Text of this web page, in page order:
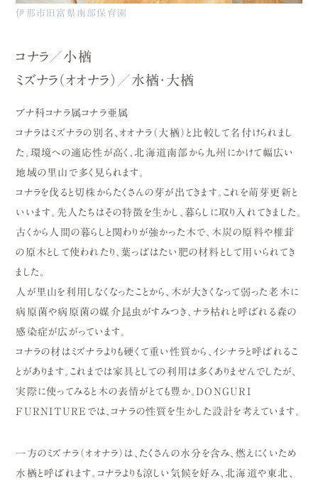
伊那市旧富県南部保育園
コナラ／小楢
ミズナラ（オオナラ）／水楢・大楢
ブナ科コナラ属コナラ亜属
コナラはミズナラの別名、オオナラ（大楢）と比較して名付けられまし
た。環境への適応性が高く、北海道南部から九州にかけて幅広い
地域の里山で多く見られます。
コナラを伐ると切株からたくさんの芽が出てきます。これを萌芽更新と
いいます。先人たちはその特徴を生かし、暮らしに取り入れてきました。
古くから人間の暮らしと関わりが強かった木で、木炭の原料や椎茸
の原木として使われたり、葉っぱはたい肥の材料として用いられてき
ました。
人が里山を利用しなくなったことから、木が大きくなって弱った老木に
病原菌や病原菌の媒介昆虫がすみつき、ナラ枯れと呼ばれる森の
感染症が広がっています。
コナラの材はミズナラよりも硬くて重い性質から、イシナラと呼ばれるこ
とがあります。これまでは家具としての利用は多くありませんでしたが、
実際に使ってみると木の表情がとても豊か。DONGURI
FURNITUREでは、コナラの性質を生かした設計を考えています。
一方のミズナラ（オオナラ）は、たくさんの水分を含み、燃えにくいため
水楢と呼ばれます。コナラよりも涼しい気候を好み、北海道や東北、